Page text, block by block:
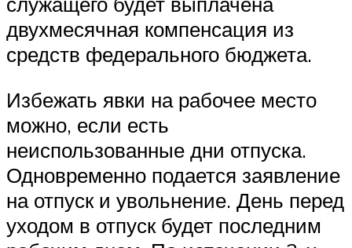
двухмесячная компенсация из
средств федерального бюджета.
Избежать явки на рабочее место
можно, если есть
неиспользованные дни отпуска.
Одновременно подается заявление
на отпуск и увольнение. День перед
уходом в отпуск будет последним